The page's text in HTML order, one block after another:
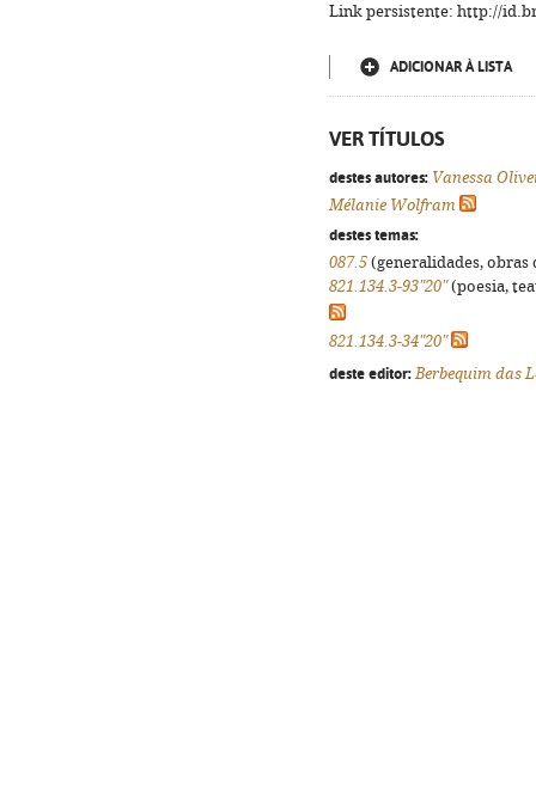
Link persistente: http://
ADICIONAR À LISTA
VER TÍTULOS
destes autores: Vanessa
Mélanie Wolfram
destes temas:
087.5 (generalidades,
821.134.3-93"20"(poesia,
821.134.3-34"20"
deste editor: Berbequim das